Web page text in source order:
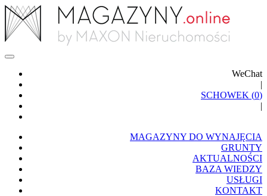
WeChat
|
SCHOWEK (0)
|
MAGAZYNY DO WYNAJĘCIA
GRUNTY
AKTUALNOŚCI
BAZA WIEDZY
USŁUGI
KONTAKT